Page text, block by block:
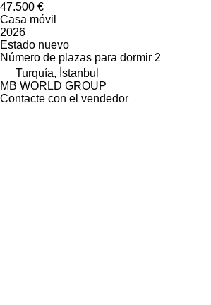
47.500 €
Casa móvil
2026
Estado nuevo
Número de plazas para dormir 2
Turquía, İstanbul
MB WORLD GROUP
Contacte con el vendedor